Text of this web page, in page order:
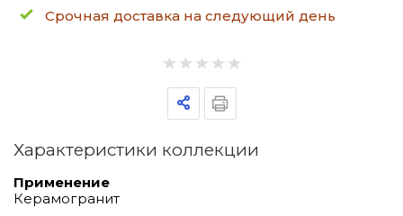
Срочная доставка на следующий день
Характеристики коллекции
Применение
Керамогранит